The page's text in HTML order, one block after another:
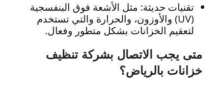
تقنيات حديثة: مثل الأشعة فوق البنفسجية
(UV) والأوزون، والحرارة والتي تستخدم
لتعقيم الخزانات بشكل متطور وفعال.
متى يجب الاتصال بشركة تنظيف
خزانات بالرياض؟